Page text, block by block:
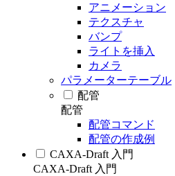
アニメーション
テクスチャ
バンプ
ライトを挿入
カメラ
パラメーターテーブル
配管
配管
配管コマンド
配管の作成例
CAXA-Draft 入門
CAXA-Draft 入門